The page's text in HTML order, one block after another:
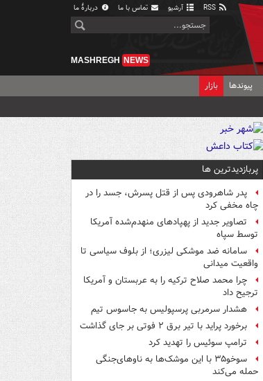
آرشیو تماس با ما دربارهٔ ما
MASHREGH NEWS
پیوندها بازار
پربازدیدترین ها
پدر شاهرودی پس از قتل پسرش، جسد را در
چاه مخفی کرد
تصاویر جدید از پهپادهای منهدم‌شده آمریکا
توسط سپاه
سامانه ضد موشکی لیزری؛ از بلوف سیاسی تا
واقعیت میدانی
چرا محمد صلاح ترکیه را به عربستان و آمریکا
ترجیح داد
هشدار سرمربی پرسپولیس به جاسوس تیم
برخورد پراید با تیر برق ۲ فوتی بر جای گذاشت
ترامپ سوئیس را تهدید کرد
سوخو۳۵ با این موشک‌ها به ناوهای‌جنگی
حمله می‌کند